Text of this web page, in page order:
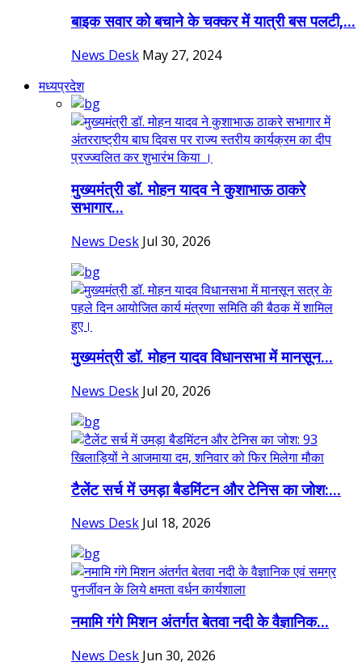
बाइक सवार को बचाने के चक्कर में यात्री बस पलटी,...
News Desk May 27, 2024
मध्यप्रदेश
मुख्यमंत्री डॉ. मोहन यादव ने कुशाभाऊ ठाकरे
सभागार...
News Desk Jul 30, 2026
मुख्यमंत्री डॉ. मोहन यादव विधानसभा में मानसून...
News Desk Jul 20, 2026
टैलेंट सर्च में उमड़ा बैडमिंटन और टेनिस का जोश:...
News Desk Jul 18, 2026
नमामि गंगे मिशन अंतर्गत बेतवा नदी के वैज्ञानिक...
News Desk Jun 30, 2026